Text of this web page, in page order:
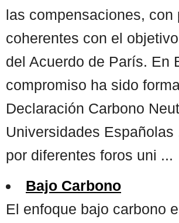
las compensaciones, con
coherentes con el
del Acuerdo de París. En
compromiso ha sido
Declaración Carbono
Universidades Españolas
por diferentes foros uni ...
Bajo Carbono
El enfoque bajo carbono